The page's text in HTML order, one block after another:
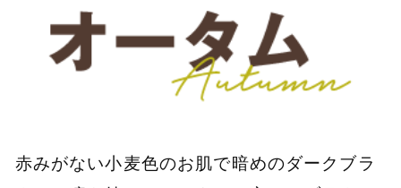
赤みがない小麦色のお肌で暗めのダークブラ